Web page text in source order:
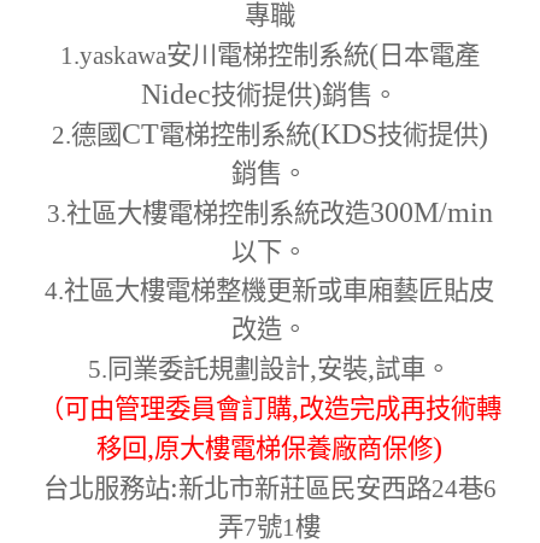
專職
1.yaskawa安川電梯控制系統( 日本電產
Nidec技術提供)銷售。
2.德國 CT電梯控制系統(KDS技術提供)
銷售。
3.社區大樓電梯控制系統改造300M/min
以下。
4.社區大樓電梯整機更新或車廂藝匠貼皮
改造。
5. 同業委託規劃設計,安裝,試車。
（可由管理委員會訂購,改造完成再技術轉
移回,原大樓電梯保養廠商保修)
台北服務站:新北市新莊區民安西路24巷6
弄7號1樓